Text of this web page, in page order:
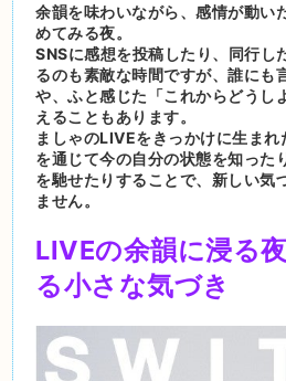
余韻を味わいながら、感情が動い
めてみる夜。
SNSに感想を投稿したり、同行し
るのも素敵な時間ですが、誰にも
や、ふと感じた「これからどうし
えることもあります。
ましゃのLIVEをきっかけに生ま
を通じて今の自分の状態を知った
を馳せたりすることで、新しい気
ません。
LIVEの余韻に浸る
る小さな気づき